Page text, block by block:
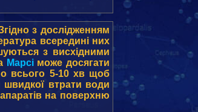
з дослідженням
всередині них
з висхідними
Марсіможе досягати
всього 5-10 хв щоб
втрати води
на поверхню